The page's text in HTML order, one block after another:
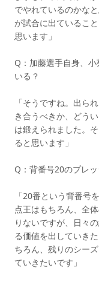
でやれているのかな
が試合に出ているこ
思います」
Q：加藤選手自身、
いる？
「そうですね。出ら
き合うべきか、どう
は鍛えられました。
ると思います」
Q：背番号20のプレ
「20番という背番号
点王はもちろん、全
りないですが、日々
る価値を出していき
ちろん、残りのシー
ていきたいです」